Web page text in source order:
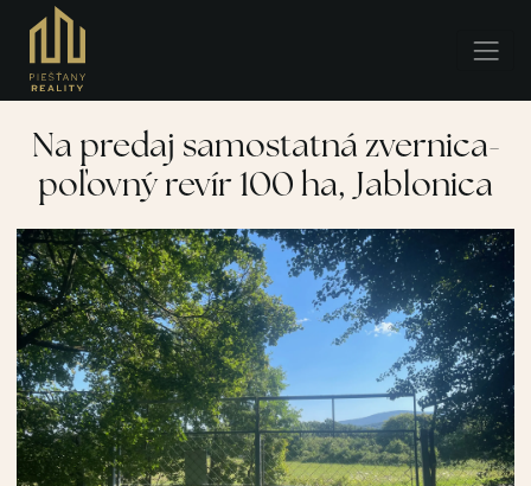
Na predaj samostatná zvernica-
poľovný revír 100 ha, Jablonica